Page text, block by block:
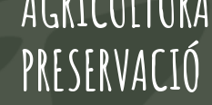
PRESERVACIÓ